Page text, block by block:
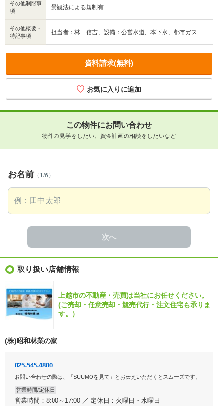
その他制限事
項
景観法による規制有
その他概要・
特記事項
担当者：林 信吉、設備：公営水道、本下水、都市ガス
資料請求(無料)
この物件にお問い合わせ
物件の見学をしたい、資金計画の相談をしたいなど
お名前 （1/6）
次へ
取り扱い店舗情報
上越市の不動産・売買は当社にお任せください。
(ご売却・任意売却・競売代行・注文住宅も承りま
す。）
(株)昭和林業の家
025-545-4800
お問い合わせの際は、「SUUMOを見て」とお伝えいただくとスムーズです。
営業時間/定休日
営業時間：8:00～17:00 ／ 定休日：火曜日・水曜日